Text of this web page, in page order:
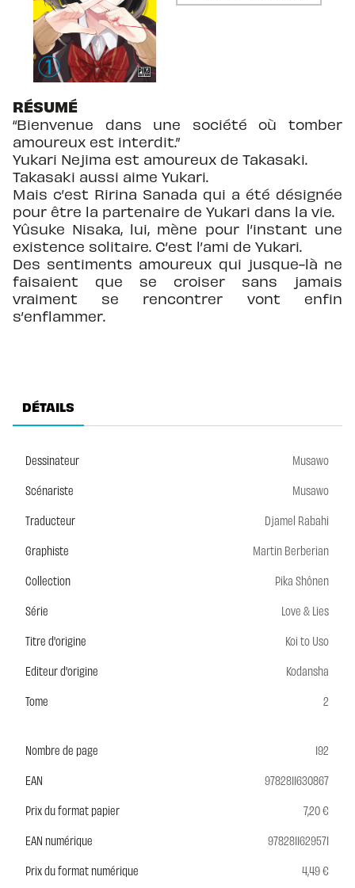
RÉSUMÉ
“Bienvenue dans une société où tomber
amoureux est interdit.”
Yukari Nejima est amoureux de Takasaki.
Takasaki aussi aime Yukari.
Mais c’est Ririna Sanada qui a été désignée
pour être la partenaire de Yukari dans la vie.
Yûsuke Nisaka, lui, mène pour l’instant une
existence solitaire. C’est l’ami de Yukari.
Des sentiments amoureux qui jusque-là ne
faisaient que se croiser sans jamais
vraiment se rencontrer vont enfin
s’enflammer.
DÉTAILS
Dessinateur
Musawo
Scénariste
Musawo
Traducteur
Djamel Rabahi
Graphiste
Martin Berberian
Collection
Pika Shônen
Série
Love & Lies
Titre d'origine
Koi to Uso
Editeur d'origine
Kodansha
Tome
2
Nombre de page
192
EAN
9782811630867
Prix du format papier
7,20 €
EAN numérique
9782811629571
Prix du format numérique
4,49 €